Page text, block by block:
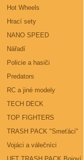
Hot Wheels
Hrací sety
NANO SPEED
Nářadí
Policie a hasiči
Predators
RC a jiné modely
TECH DECK
TOP FIGHTERS
TRASH PACK "Smeťáci"
Vojáci a válečníci